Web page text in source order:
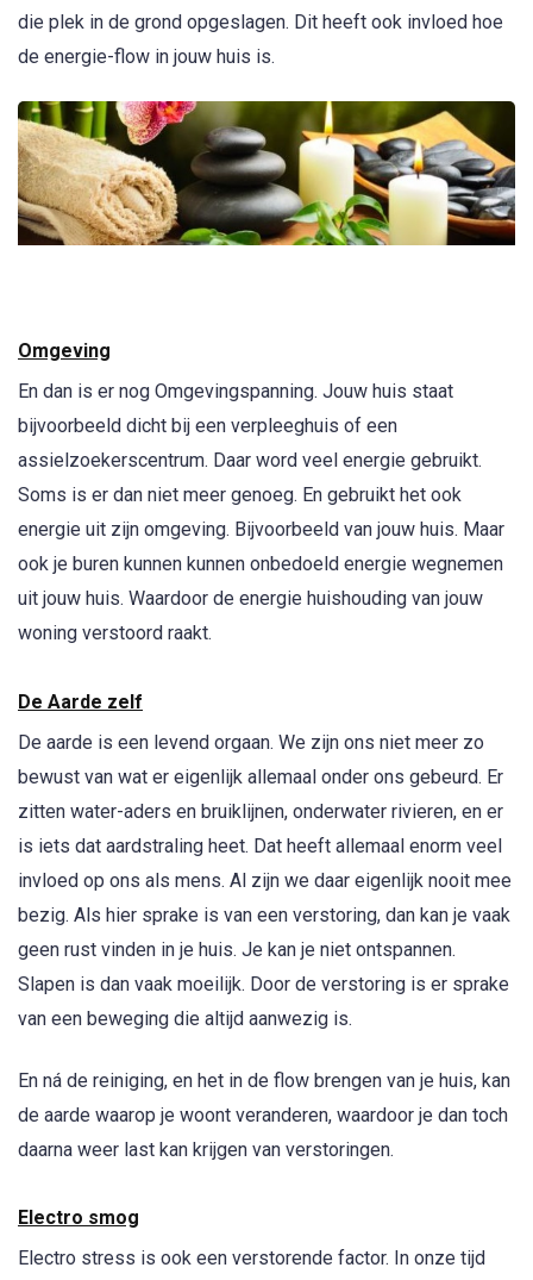
die plek in de grond opgeslagen. Dit heeft ook invloed hoe
de energie-flow in jouw huis is.
Omgeving
En dan is er nog Omgevingspanning. Jouw huis staat
bijvoorbeeld dicht bij een verpleeghuis of een
assielzoekerscentrum. Daar word veel energie gebruikt.
Soms is er dan niet meer genoeg. En gebruikt het ook
energie uit zijn omgeving. Bijvoorbeeld van jouw huis. Maar
ook je buren kunnen kunnen onbedoeld energie wegnemen
uit jouw huis. Waardoor de energie huishouding van jouw
woning verstoord raakt.
De Aarde zelf
De aarde is een levend orgaan. We zijn ons niet meer zo
bewust van wat er eigenlijk allemaal onder ons gebeurd. Er
zitten water-aders en bruiklijnen, onderwater rivieren, en er
is iets dat aardstraling heet. Dat heeft allemaal enorm veel
invloed op ons als mens. Al zijn we daar eigenlijk nooit mee
bezig. Als hier sprake is van een verstoring, dan kan je vaak
geen rust vinden in je huis. Je kan je niet ontspannen.
Slapen is dan vaak moeilijk. Door de verstoring is er sprake
van een beweging die altijd aanwezig is.
En ná de reiniging, en het in de flow brengen van je huis, kan
de aarde waarop je woont veranderen, waardoor je dan toch
daarna weer last kan krijgen van verstoringen.
Electro smog
Electro stress is ook een verstorende factor. In onze tijd